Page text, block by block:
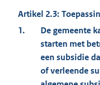
Artikel 2.3:
1.
De gemeente
starten met
een subsidie
of verleende